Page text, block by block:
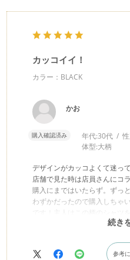
カッコイイ！
カラー：BLACK
かお
購入確認済み 年代:30代
体型:大柄
デザインがカッコよくて迷って
店舗で見た時は店員さんにコ
購入にまではいたらず。ずっ
わずかだったので購入しちゃ
クの様になってしまいました
続き
参考